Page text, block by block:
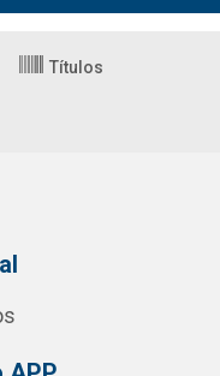
Títulos